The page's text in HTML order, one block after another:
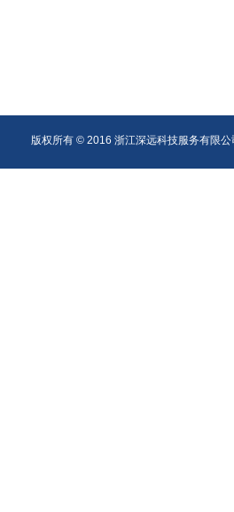
版权所有 © 2016 浙江深远科技服务有限公